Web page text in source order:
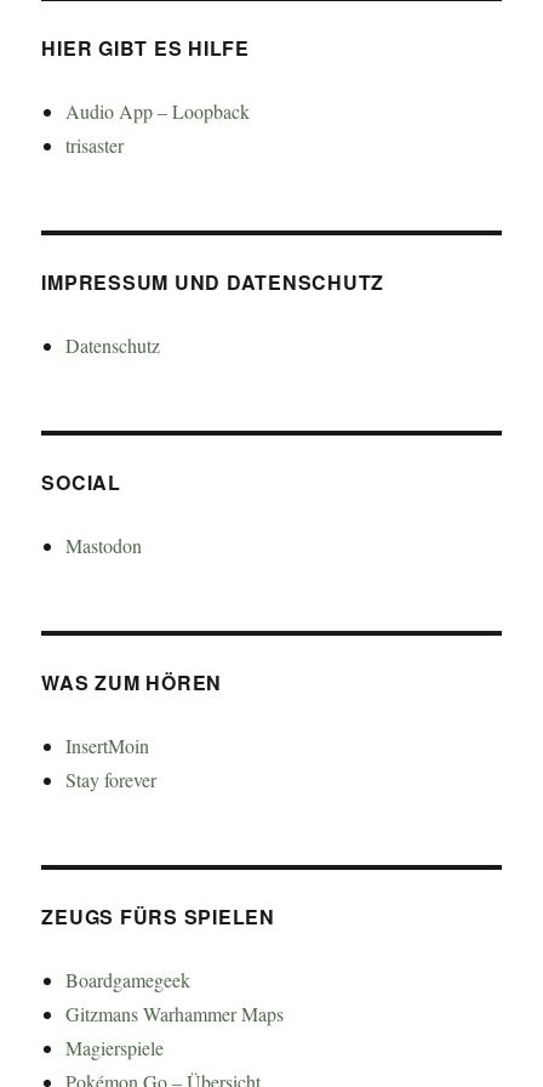
HIER GIBT ES HILFE
Audio App – Loopback
trisaster
IMPRESSUM UND DATENSCHUTZ
Datenschutz
SOCIAL
Mastodon
WAS ZUM HÖREN
InsertMoin
Stay forever
ZEUGS FÜRS SPIELEN
Boardgamegeek
Gitzmans Warhammer Maps
Magierspiele
Pokémon Go – Übersicht